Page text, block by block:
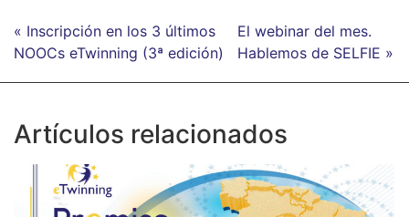
« Inscripción en los 3 últimos
NOOCs eTwinning (3ª edición)
El webinar del mes.
Hablemos de SELFIE »
Artículos relacionados